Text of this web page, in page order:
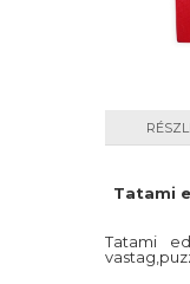
Tatami
Tatami